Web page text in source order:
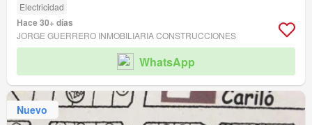
Electricidad
Hace 30+ días
JORGE GUERRERO INMOBILIARIA CONSTRUCCIONES
WhatsApp
Nuevo